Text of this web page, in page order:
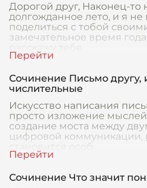
Дорогой друг, Наконец-то
долгожданное лето, и я не
поделиться с тобой
замечательное время
расскажу тебе
Сочинение Письмо другу,
числительные
Искусство написания
просто изложение мыслей
создание моста между
цифровой коммуникации,
становится особ
Сочинение Что значит